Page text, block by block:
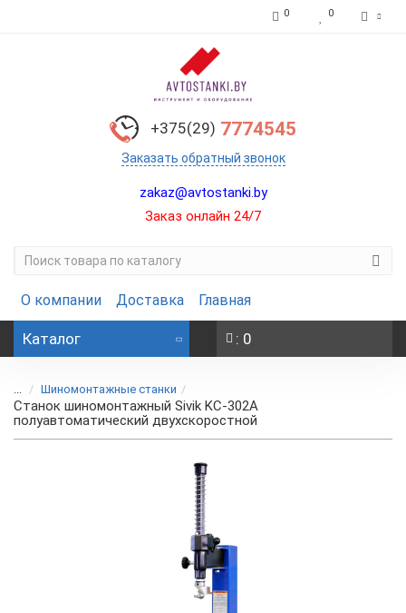
0 0
+375(29) 7774545
Заказать обратный звонок
zakaz@avtostanki.by
Заказ онлайн 24/7
О компании Доставка Главная
Каталог : 0
... Шиномонтажные станки
Станок шиномонтажный Sivik KC-302A
полуавтоматический двухскоростной